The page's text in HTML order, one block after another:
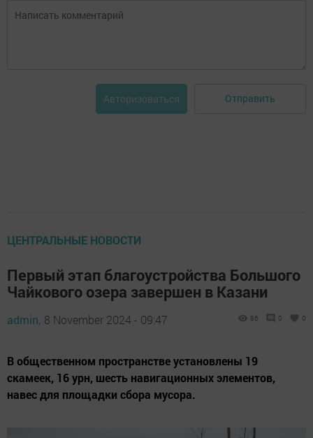
Авторизоваться Отправить
ЦЕНТРАЛЬНЫЕ НОВОСТИ
Первый этап благоустройства Большого
Чайкового озера завершен в Казани
admin, 8 November 2024 - 09:47 86 0 0
В общественном пространстве установлены 19
скамеек, 16 урн, шесть навигационных элементов,
навес для площадки сбора мусора.